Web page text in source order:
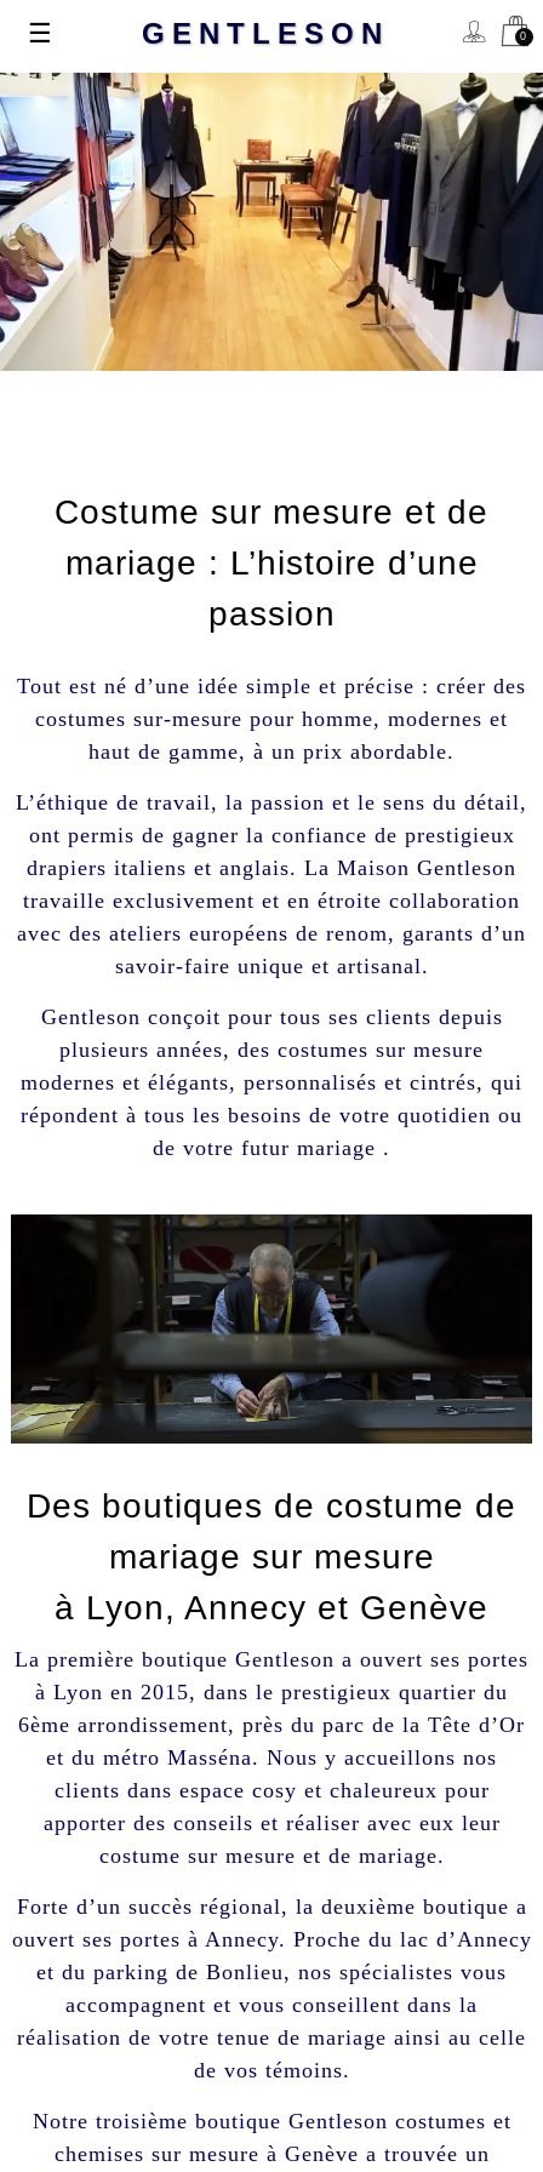
Basculer
navigation
☰ GENTLESON 0
Costume sur mesure et de
mariage : L’histoire d’une
passion
Tout est né d’une idée simple et précise : créer des
costumes sur-mesure pour homme, modernes et
haut de gamme, à un prix abordable.
L’éthique de travail, la passion et le sens du détail,
ont permis de gagner la confiance de prestigieux
drapiers italiens et anglais. La Maison Gentleson
travaille exclusivement et en étroite collaboration
avec des ateliers européens de renom, garants d’un
savoir-faire unique et artisanal.
Gentleson conçoit pour tous ses clients depuis
plusieurs années, des costumes sur mesure
modernes et élégants, personnalisés et cintrés, qui
répondent à tous les besoins de votre quotidien ou
de votre futur mariage .
Des boutiques de costume de
mariage sur mesure
à Lyon, Annecy et Genève
La première boutique Gentleson a ouvert ses portes
à Lyon en 2015, dans le prestigieux quartier du
6ème arrondissement, près du parc de la Tête d’Or
et du métro Masséna. Nous y accueillons nos
clients dans espace cosy et chaleureux pour
apporter des conseils et réaliser avec eux leur
costume sur mesure et de mariage.
Forte d’un succès régional, la deuxième boutique a
ouvert ses portes à Annecy. Proche du lac d’Annecy
et du parking de Bonlieu, nos spécialistes vous
accompagnent et vous conseillent dans la
réalisation de votre tenue de mariage ainsi au celle
de vos témoins.
Notre troisième boutique Gentleson costumes et
chemises sur mesure à Genève a trouvée un